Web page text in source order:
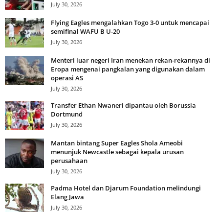
July 30, 2026
Flying Eagles mengalahkan Togo 3-0 untuk mencapai
semifinal WAFU B U-20
July 30, 2026
Menteri luar negeri Iran menekan rekan-rekannya di
Eropa mengenai pangkalan yang digunakan dalam
operasi AS
July 30, 2026
Transfer Ethan Nwaneri dipantau oleh Borussia
Dortmund
July 30, 2026
Mantan bintang Super Eagles Shola Ameobi
menunjuk Newcastle sebagai kepala urusan
perusahaan
July 30, 2026
Padma Hotel dan Djarum Foundation melindungi
Elang Jawa
July 30, 2026